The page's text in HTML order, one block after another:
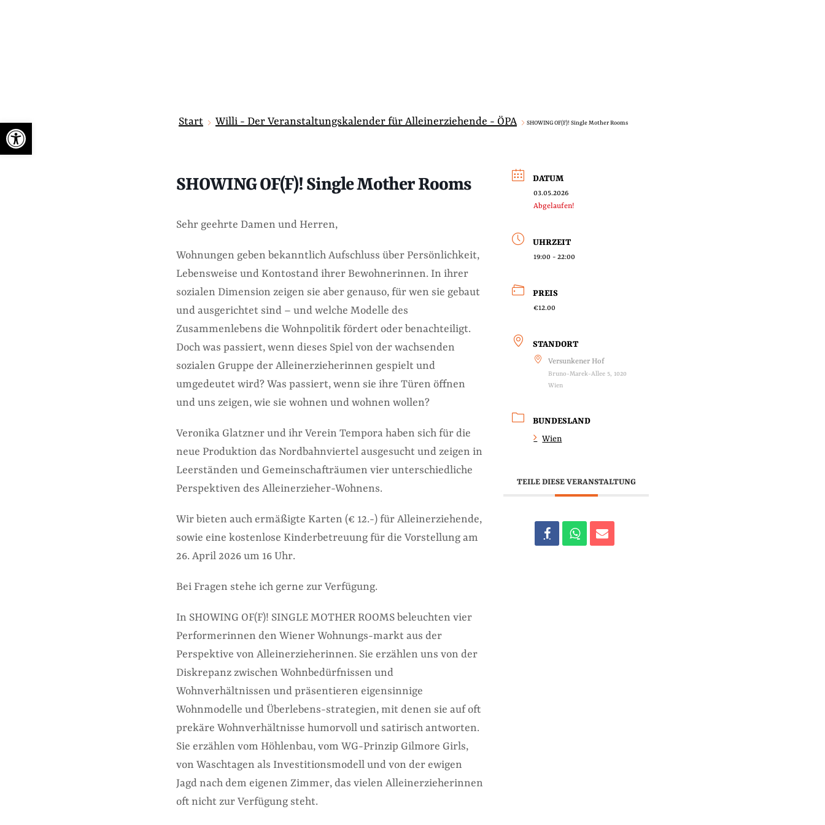
Werkzeugleiste öffnen Start Willi - Der Veranstaltungskalender für Alleinerziehende - ÖPA SHOWING OF(F)! Single Mother Rooms
SHOWING OF(F)! Single Mother Rooms
Sehr geehrte Damen und Herren,
Wohnungen geben bekanntlich Aufschluss über Persönlichkeit,
Lebensweise und Kontostand ihrer Bewohnerinnen. In ihrer
sozialen Dimension zeigen sie aber genauso, für wen sie gebaut
und ausgerichtet sind – und welche Modelle des
Zusammenlebens die Wohnpolitik fördert oder benachteiligt.
Doch was passiert, wenn dieses Spiel von der wachsenden
sozialen Gruppe der Alleinerzieherinnen gespielt und
umgedeutet wird? Was passiert, wenn sie ihre Türen öffnen
und uns zeigen, wie sie wohnen und wohnen wollen?
Veronika Glatzner und ihr Verein Tempora haben sich für die
neue Produktion das Nordbahnviertel ausgesucht und zeigen in
Leerständen und Gemeinschafträumen vier unterschiedliche
Perspektiven des Alleinerzieher-Wohnens.
Wir bieten auch ermäßigte Karten (€ 12.-) für Alleinerziehende,
sowie eine kostenlose Kinderbetreuung für die Vorstellung am
26. April 2026 um 16 Uhr.
Bei Fragen stehe ich gerne zur Verfügung.
In SHOWING OF(F)! SINGLE MOTHER ROOMS beleuchten vier
Performerinnen den Wiener Wohnungs-markt aus der
Perspektive von Alleinerzieherinnen. Sie erzählen uns von der
Diskrepanz zwischen Wohnbedürfnissen und
Wohnverhältnissen und präsentieren eigensinnige
Wohnmodelle und Überlebens-strategien, mit denen sie auf oft
prekäre Wohnverhältnisse humorvoll und satirisch antworten.
Sie erzählen vom Höhlenbau, vom WG-Prinzip Gilmore Girls,
von Waschtagen als Investitionsmodell und von der ewigen
Jagd nach dem eigenen Zimmer, das vielen Alleinerzieherinnen
oft nicht zur Verfügung steht.
DATUM
03.05.2026
Abgelaufen!
UHRZEIT
19:00 - 22:00
PREIS
€12.00
STANDORT
Versunkener Hof
Bruno-Marek-Allee 5, 1020
Wien
BUNDESLAND
Wien
TEILE DIESE VERANSTALTUNG